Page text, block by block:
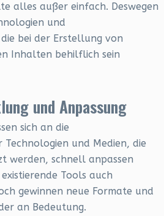
alles außer einfach. Deswegen
und
bei der Erstellung von
Inhalten behilflich sein
und Anpassung
sich an die
und Medien, die
werden, schnell anpassen
Tools auch
gewinnen neue Formate und
an Bedeutung.